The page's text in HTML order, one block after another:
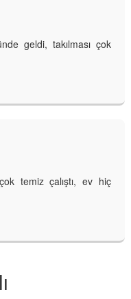
geldi, takılması çok
temiz çalıştı, ev hiç